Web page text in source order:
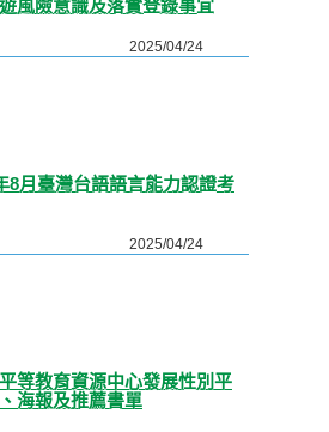
風險意識及落實登錄事宜
2025/04/24
8月臺灣台語語言能力認證考
2025/04/24
等教育資源中心發展性別平
海報及推薦書單